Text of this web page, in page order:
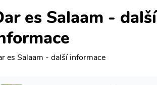
es Salaam - další
es Salaam - další informace